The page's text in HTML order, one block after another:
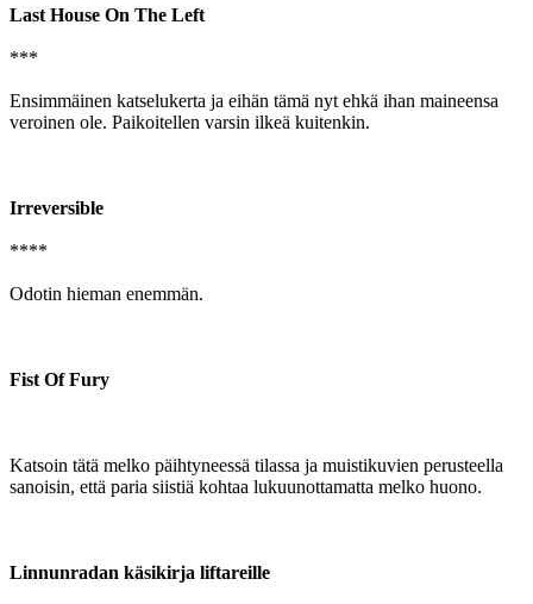
Last House On The Left
***
Ensimmäinen katselukerta ja eihän tämä nyt ehkä ihan maineensa
veroinen ole. Paikoitellen varsin ilkeä kuitenkin.
Irreversible
****
Odotin hieman enemmän.
Fist Of Fury
Katsoin tätä melko päihtyneessä tilassa ja muistikuvien perusteella
sanoisin, että paria siistiä kohtaa lukuunottamatta melko huono.
Linnunradan käsikirja liftareille